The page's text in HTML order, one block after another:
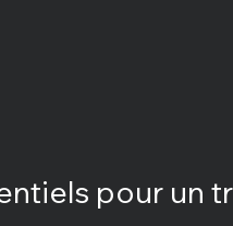
pour un